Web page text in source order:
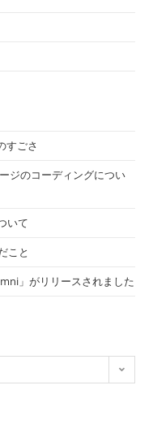
すごさ
ジのコーディングについ
いて
こと
」がリリースされました